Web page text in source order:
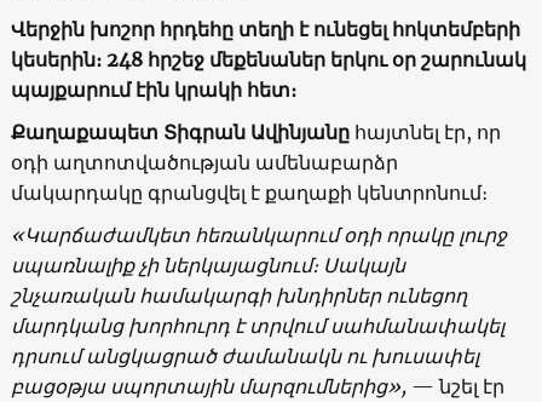
Վերջին խոշոր հրդեհը տեղի է ունեցել հոկտեմբերի
կեսերին։ 248 հրշեջ մեքենաներ երկու օր շարունակ
պայքարում էին կրակի հետ։
Քաղաքապետ Տիգրան Ավինյանը հայտնել էր, որ
օդի աղտոտվածության ամենաբարձր
մակարդակը գրանցվել է քաղաքի կենտրոնում։
«Կարճաժամկետ հեռանկարում օդի որակը լուրջ
սպառնալիք չի ներկայացնում։ Սակայն
շնչառական համակարգի խնդիրներ ունեցող
մարդկանց խորհուրդ է տրվում սահմանափակել
դրսում անցկացրած ժամանակն ու խուսափել
բացօթյա սպորտային մարզումներից», — նշել էր